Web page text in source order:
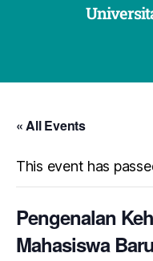
« All Events
This event has
Pengenalan
Mahasiswa